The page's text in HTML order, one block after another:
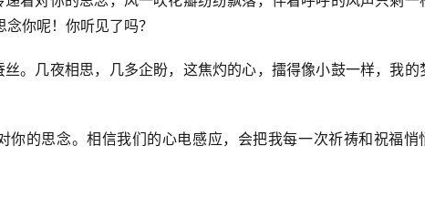
你呢！你听见了吗？
。几夜相思，几多企盼，这焦灼的心，擂得像小鼓一样，我的
你的思念。相信我们的心电感应，会把我每一次祈祷和祝福悄